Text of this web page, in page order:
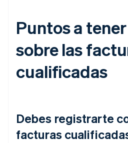
Puntos a
sobre las
cualificadas
Debes registrarte
facturas